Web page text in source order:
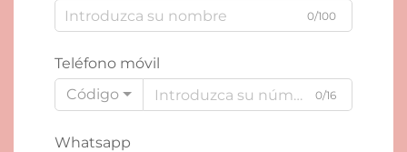
0/100
Teléfono móvil
Código
0/16
Whatsapp